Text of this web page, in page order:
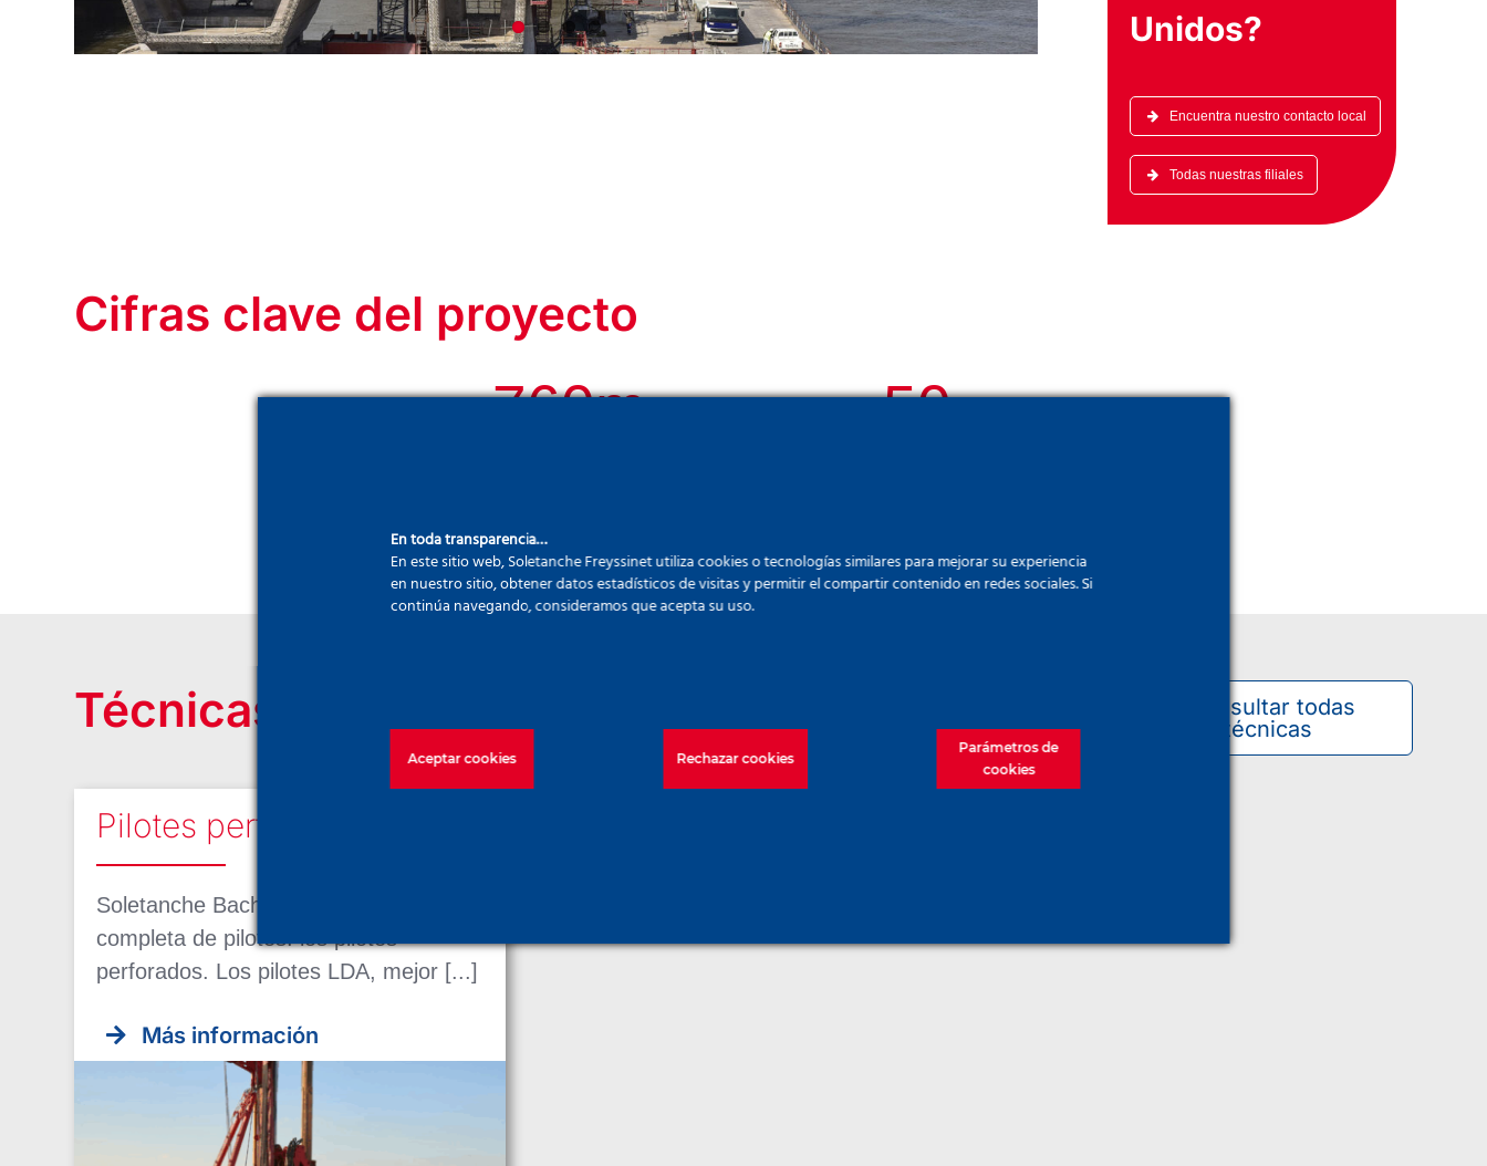
Unidos?
Encuentra nuestro contacto local
Todas nuestras filiales
Cifras clave del proyecto
760m 50
Técnicas relativas
Consultar todas
las técnicas
Pilotes perforados (LDA)
Soletanche Bachy presenta su línea
completa de pilotes: los pilotes
perforados. Los pilotes LDA, mejor [...]
Más información
En toda transparencia…
En este sitio web, Soletanche Freyssinet utiliza cookies o tecnologías similares para mejorar su experiencia
en nuestro sitio, obtener datos estadísticos de visitas y permitir el compartir contenido en redes sociales. Si
continúa navegando, consideramos que acepta su uso.
Aceptar cookies Rechazar cookies
Parámetros de
cookies